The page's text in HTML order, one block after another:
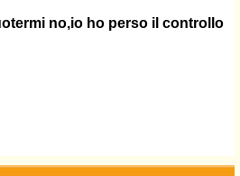
no,io ho perso il controllo